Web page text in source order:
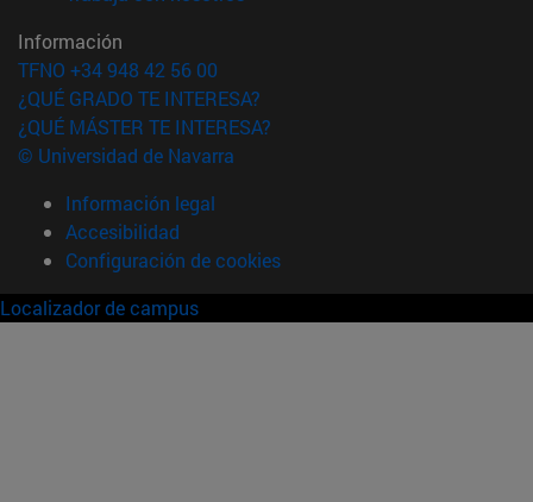
Información
TFNO +34 948 42 56 00
¿QUÉ GRADO TE INTERESA?
¿QUÉ MÁSTER TE INTERESA?
© Universidad de Navarra
Información legal
Accesibilidad
Configuración de cookies
Localizador de campus